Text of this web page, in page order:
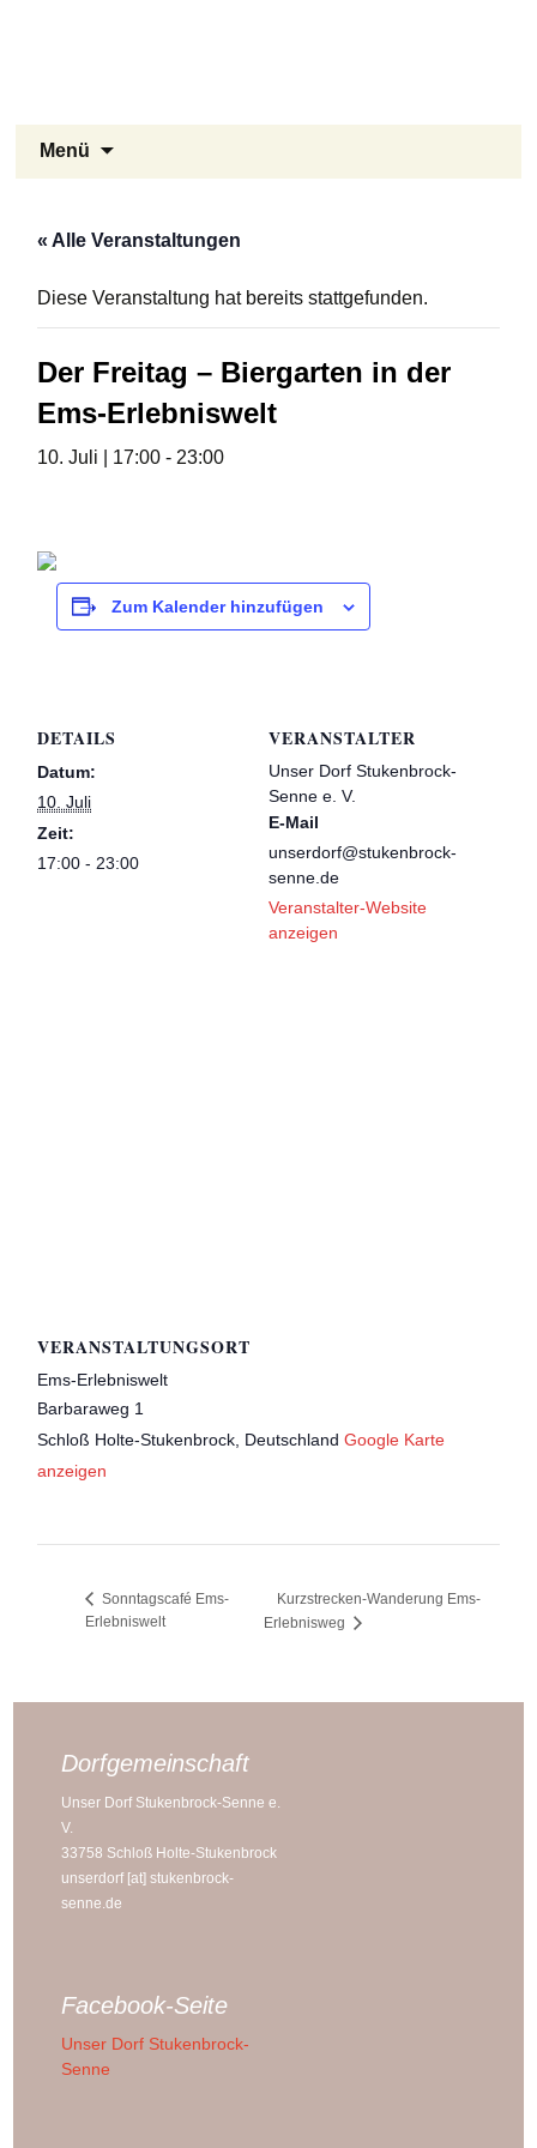
Menü
« Alle Veranstaltungen
Diese Veranstaltung hat bereits stattgefunden.
Der Freitag – Biergarten in der
Ems-Erlebniswelt
10. Juli | 17:00 - 23:00
Zum Kalender hinzufügen
DETAILS
Datum:
10. Juli
Zeit:
17:00 - 23:00
VERANSTALTER
Unser Dorf Stukenbrock-
Senne e. V.
E-Mail
unserdorf@stukenbrock-
senne.de
Veranstalter-Website
anzeigen
VERANSTALTUNGSORT
Ems-Erlebniswelt
Barbaraweg 1
Schloß Holte-Stukenbrock Deutschland Google Karte
anzeigen
Sonntagscafé Ems-
Erlebniswelt
Kurzstrecken-Wanderung Ems-
Erlebnisweg
Dorfgemeinschaft
Unser Dorf Stukenbrock-Senne e.
V.
33758 Schloß Holte-Stukenbrock
unserdorf [at] stukenbrock-
senne.de
Facebook-Seite
Unser Dorf Stukenbrock-
Senne